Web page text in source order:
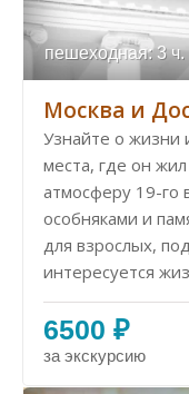
пешеходная: 3 ч.
Москва и
Узнайте о жизни
места, где он
атмосферу 19-го
особняками и
для взрослых,
интересуется
6500 ₽
за экскурсию